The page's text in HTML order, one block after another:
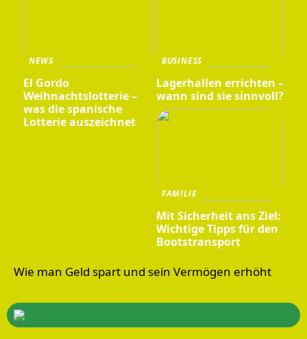
NEWS
El Gordo
Weihnachtslotterie –
was die spanische
Lotterie auszeichnet
BUSINESS
Lagerhallen errichten –
wann sind sie sinnvoll?
FAMILIE
Mit Sicherheit ans Ziel:
Wichtige Tipps für den
Bootstransport
Wie man Geld spart und sein Vermögen erhöht